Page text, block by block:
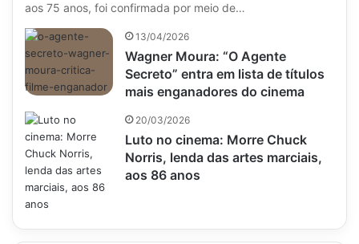
aos 75 anos, foi confirmada por meio de…
13/04/2026
Wagner Moura: “O Agente
Secreto” entra em lista de títulos
mais enganadores do cinema
20/03/2026
Luto no cinema: Morre Chuck
Norris, lenda das artes marciais,
aos 86 anos